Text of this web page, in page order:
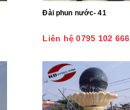
Đài phun nước- 41
Liên hệ 0795 102 666